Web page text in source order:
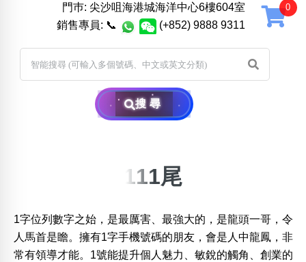
門巿: 尖沙咀海港城海洋中心6樓604室
銷售專員: 📞 (+852) 9888 9311
搜尋
位置:
一 二 三 四 五 六 七 八
111尾
1字位列數字之始，是最厲害、最強大的，是龍頭一哥，令
人馬首是瞻。擁有1字手機號碼的朋友，會是人中龍鳳，非
常有領導才能。1號能提升個人魅力、敏銳的觸角、創業的